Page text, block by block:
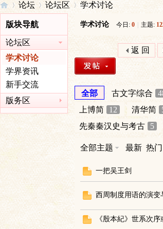
出
土
»
论坛
›
论坛区
›
学术讨论
版块导航
论坛区
学术讨论
学界资讯
新手交流
版务区
学术讨论 今日: 0 主题:
返 回
全部 古文字综合
上博简
12 清华简
先秦秦汉史与考古
5
全部主题 最新 热门
一把吴王剑
西周制度用语的演变
《殷本紀》世系次序